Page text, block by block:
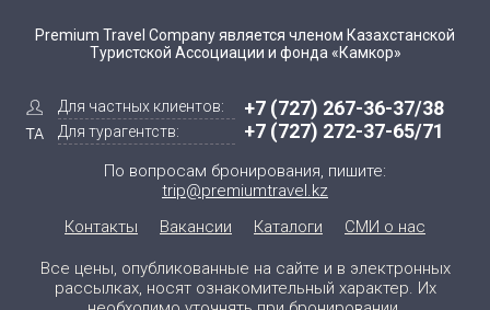
Premium Travel Company является членом Казахстанской
Туристской Ассоциации и фонда «Камкор»
Для частных клиентов:
Для турагентств:
+7 (727) 267-36-37/38
+7 (727) 272-37-65/71
По вопросам бронирования, пишите:
trip@premiumtravel.kz
Контакты
Вакансии Каталоги СМИ о нас
Все цены, опубликованные на сайте и в электронных
рассылках, носят ознакомительный характер. Их